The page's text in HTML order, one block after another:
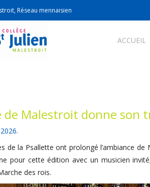
Réseau mennaisien
ACCUEIL
de Malestroit donne son
.
de la Psallette ont prolongé l’ambiance
pour cette édition avec un musicien
des rois.